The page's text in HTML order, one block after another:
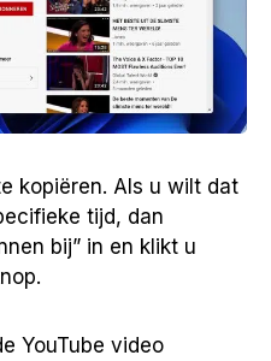
kopiëren. Als u wilt dat
tijd, dan
bij” in en klikt u
YouTube video